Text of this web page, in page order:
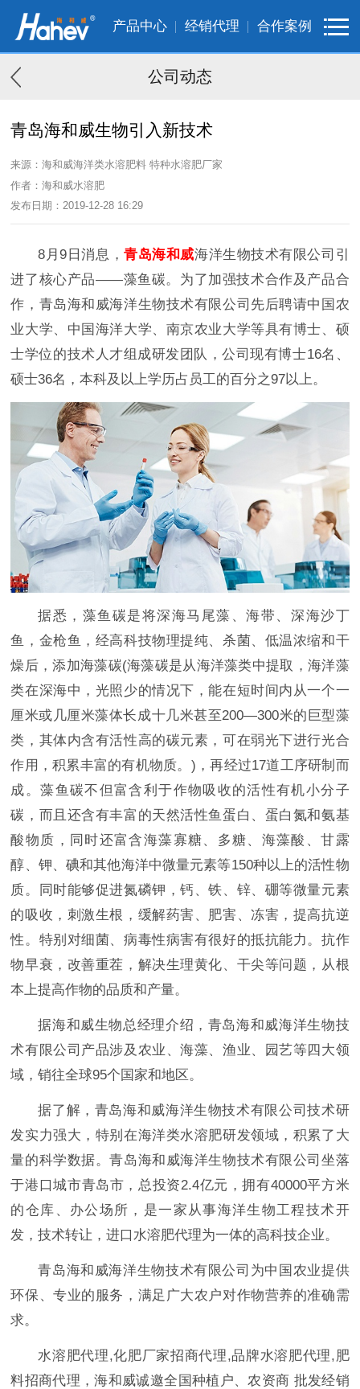
产品中心 经销代理 合作案例
公司动态
青岛海和威生物引入新技术
来源：海和威海洋类水溶肥料 特种水溶肥厂家
作者：海和威水溶肥
发布日期：2019-12-28 16:29
8月9日消息，青岛海和威海洋生物技术有限公司引
进了核心产品——藻鱼碳。为了加强技术合作及产品合
作，青岛海和威海洋生物技术有限公司先后聘请中国农
业大学、中国海洋大学、南京农业大学等具有博士、硕
士学位的技术人才组成研发团队，公司现有博士16名、
硕士36名，本科及以上学历占员工的百分之97以上。
据悉，藻鱼碳是将深海马尾藻、海带、深海沙丁
鱼，金枪鱼，经高科技物理提纯、杀菌、低温浓缩和干
燥后，添加海藻碳(海藻碳是从海洋藻类中提取，海洋藻
类在深海中，光照少的情况下，能在短时间内从一个一
厘米或几厘米藻体长成十几米甚至200—300米的巨型藻
类，其体内含有活性高的碳元素，可在弱光下进行光合
作用，积累丰富的有机物质。)，再经过17道工序研制而
成。藻鱼碳不但富含利于作物吸收的活性有机小分子
碳，而且还含有丰富的天然活性鱼蛋白、蛋白氮和氨基
酸物质，同时还富含海藻寡糖、多糖、海藻酸、甘露
醇、钾、碘和其他海洋中微量元素等150种以上的活性物
质。同时能够促进氮磷钾，钙、铁、锌、硼等微量元素
的吸收，刺激生根，缓解药害、肥害、冻害，提高抗逆
性。特别对细菌、病毒性病害有很好的抵抗能力。抗作
物早衰，改善重茬，解决生理黄化、干尖等问题，从根
本上提高作物的品质和产量。
据海和威生物总经理介绍，青岛海和威海洋生物技
术有限公司产品涉及农业、海藻、渔业、园艺等四大领
域，销往全球95个国家和地区。
据了解，青岛海和威海洋生物技术有限公司技术研
发实力强大，特别在海洋类水溶肥研发领域，积累了大
量的科学数据。青岛海和威海洋生物技术有限公司坐落
于港口城市青岛市，总投资2.4亿元，拥有40000平方米
的仓库、办公场所，是一家从事海洋生物工程技术开
发，技术转让，进口水溶肥代理为一体的高科技企业。
青岛海和威海洋生物技术有限公司为中国农业提供
环保、专业的服务，满足广大农户对作物营养的准确需
求。
水溶肥代理,化肥厂家招商代理,品牌水溶肥代理,肥
料招商代理，海和威诚邀全国种植户、农资商 批发经销